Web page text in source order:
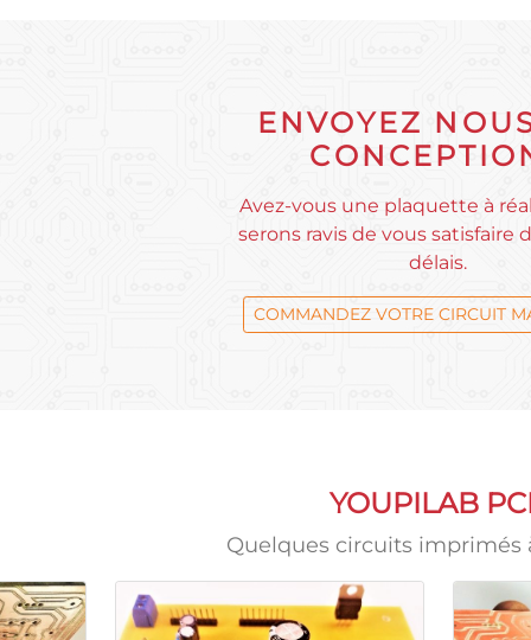
ENVOYEZ
Avez-vous une plaquette à
serons ravis de vous satisfaire
délais.
COMMANDEZ VOTRE CIRCUIT
YOUPILAB
Quelques circuits imprimés